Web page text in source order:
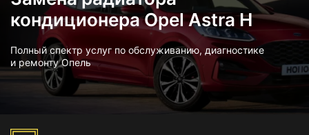
кондиционера Opel Astra H
Полный спектр услуг по обслуживанию, диагностике
и ремонту Опель